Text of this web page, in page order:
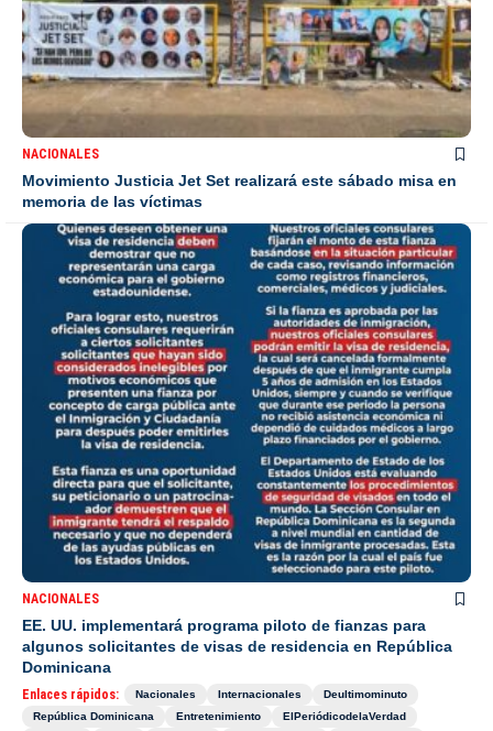
NACIONALES
Movimiento Justicia Jet Set realizará este sábado misa en
memoria de las víctimas
NACIONALES
EE. UU. implementará programa piloto de fianzas para
algunos solicitantes de visas de residencia en República
Dominicana
Enlaces rápidos: Nacionales Internacionales
Deultimominuto
República Dominicana
Entretenimiento
ElPeriódicodelaVerdad